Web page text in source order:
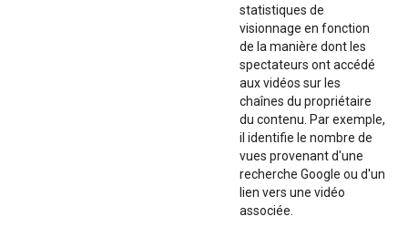
statistiques de
visionnage en fonction
de la manière dont les
spectateurs ont accédé
aux vidéos sur les
chaînes du propriétaire
du contenu. Par exemple,
il identifie le nombre de
vues provenant d'une
recherche Google ou d'un
lien vers une vidéo
associée.